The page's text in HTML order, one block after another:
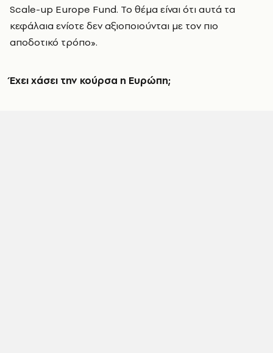
Scale-up Europe Fund. Το θέμα είναι ότι αυτά τα
κεφάλαια ενίοτε δεν αξιοποιούνται με τον πιο
αποδοτικό τρόπο».
Έχει χάσει την κούρσα η Ευρώπη;